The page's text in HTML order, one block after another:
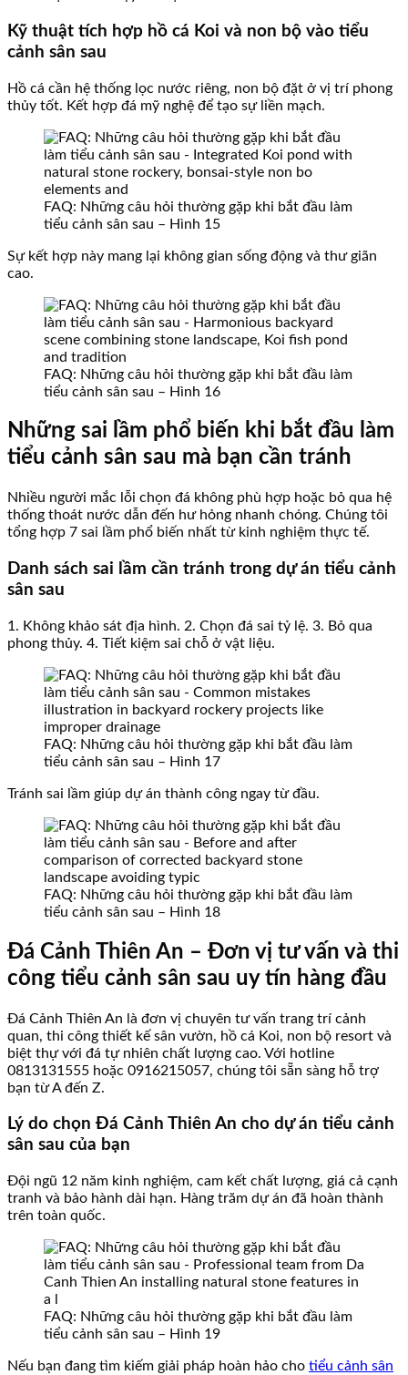
Kỹ thuật tích hợp hồ cá Koi và non bộ vào tiểu
cảnh sân sau
Hồ cá cần hệ thống lọc nước riêng, non bộ đặt ở vị trí phong
thủy tốt. Kết hợp đá mỹ nghệ để tạo sự liền mạch.
FAQ: Những câu hỏi thường gặp khi bắt đầu làm
tiểu cảnh sân sau – Hình 15
Sự kết hợp này mang lại không gian sống động và thư giãn
cao.
FAQ: Những câu hỏi thường gặp khi bắt đầu làm
tiểu cảnh sân sau – Hình 16
Những sai lầm phổ biến khi bắt đầu làm
tiểu cảnh sân sau mà bạn cần tránh
Nhiều người mắc lỗi chọn đá không phù hợp hoặc bỏ qua hệ
thống thoát nước dẫn đến hư hỏng nhanh chóng. Chúng tôi
tổng hợp 7 sai lầm phổ biến nhất từ kinh nghiệm thực tế.
Danh sách sai lầm cần tránh trong dự án tiểu cảnh
sân sau
1. Không khảo sát địa hình. 2. Chọn đá sai tỷ lệ. 3. Bỏ qua
phong thủy. 4. Tiết kiệm sai chỗ ở vật liệu.
FAQ: Những câu hỏi thường gặp khi bắt đầu làm
tiểu cảnh sân sau – Hình 17
Tránh sai lầm giúp dự án thành công ngay từ đầu.
FAQ: Những câu hỏi thường gặp khi bắt đầu làm
tiểu cảnh sân sau – Hình 18
Đá Cảnh Thiên An – Đơn vị tư vấn và thi
công tiểu cảnh sân sau uy tín hàng đầu
Đá Cảnh Thiên An là đơn vị chuyên tư vấn trang trí cảnh
quan, thi công thiết kế sân vườn, hồ cá Koi, non bộ resort và
biệt thự với đá tự nhiên chất lượng cao. Với hotline
0813131555 hoặc 0916215057, chúng tôi sẵn sàng hỗ trợ
bạn từ A đến Z.
Lý do chọn Đá Cảnh Thiên An cho dự án tiểu cảnh
sân sau của bạn
Đội ngũ 12 năm kinh nghiệm, cam kết chất lượng, giá cả cạnh
tranh và bảo hành dài hạn. Hàng trăm dự án đã hoàn thành
trên toàn quốc.
FAQ: Những câu hỏi thường gặp khi bắt đầu làm
tiểu cảnh sân sau – Hình 19
Nếu bạn đang tìm kiếm giải pháp hoàn hảo cho tiểu cảnh sân